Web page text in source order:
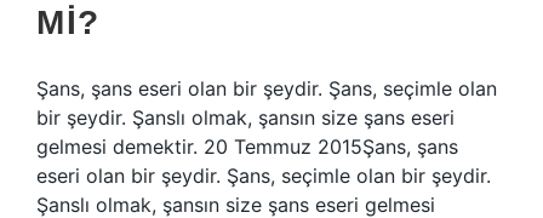
MI?
Şans, şans eseri olan bir şeydir. Şans, seçimle olan
bir şeydir. Şanslı olmak, şansın size şans eseri
gelmesi demektir. 20 Temmuz 2015Şans, şans
eseri olan bir şeydir. Şans, seçimle olan bir şeydir.
Şanslı olmak, şansın size şans eseri gelmesi